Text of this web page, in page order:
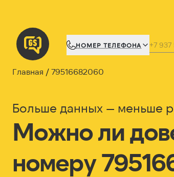
НОМЕР ТЕЛЕФОНА
Главная 79516682060
Больше данных — меньше
Можно ли
номеру